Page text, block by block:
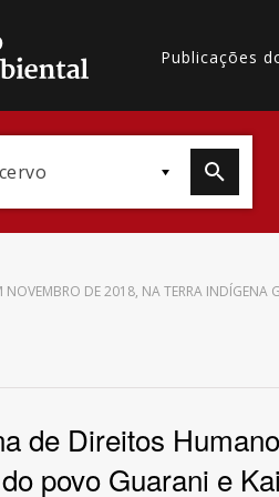
Publicações
DE 2018, NA TERRA
de Direitos
povo Guarani e